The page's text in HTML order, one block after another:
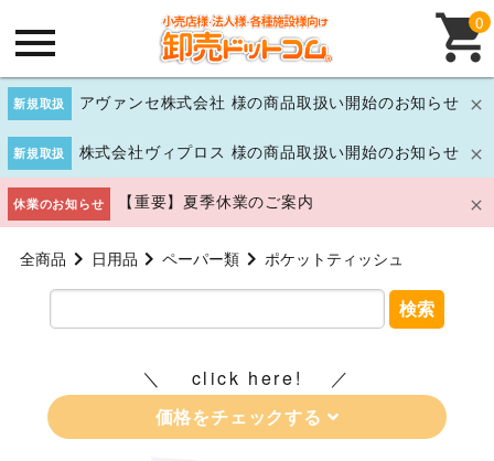
新規取扱 アヴァンセ株式会社 様の商品取扱い開始のお知らせ
新規取扱 株式会社ヴィプロス 様の商品取扱い開始のお知らせ
休業のお知らせ 【重要】夏季休業のご案内
0
全商品 日用品 ペーパー類 ポケットティッシュ
検索
click here!
価格をチェックする